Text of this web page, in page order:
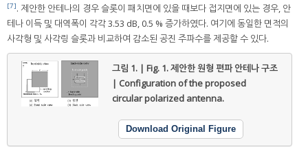
[7]. 제안한 안테나의 경우 슬롯이 패치면에 있을 때보다 접지면에 있는 경우, 안
테나 이득 및 대역폭이 각각 3.53 dB, 0.5 % 증가하였다. 여기에 동일한 면적의
사각형 및 사각링 슬롯과 비교하여 감소된 공진 주파수를 제공할 수 있다.
그림 1. | Fig. 1.제안한 원형 편파 안테나 구조
| Configuration of the proposed
circular polarized antenna.
Download Original Figure